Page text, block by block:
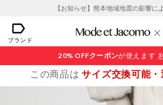
【お知らせ】熊本地域地震の影響に
ブランド
20% OFFクーポンが使えます
この商品はサイズ交換可能